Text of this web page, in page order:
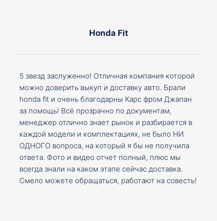
Honda Fit
5 звезд заслуженно! Отличная компания которой
можно доверить выкуп и доставку авто. Брали
honda fit и очень благодарны Карс фром Джапан
за помощь! Всё прозрачно по документам,
менеджер отлично знает рынок и разбирается в
каждой модели и комплектациях, не было НИ
ОДНОГО вопроса, на который я бы не получила
ответа. Фото и видео отчет полный, плюс мы
всегда знали на каком этапе сейчас доставка.
Смело можете обращаться, работают на совесть!